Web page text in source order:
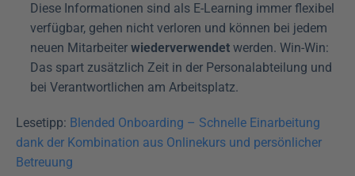
Diese Informationen sind als E-Learning immer flexibel
verfügbar, gehen nicht verloren und können bei jedem
neuen Mitarbeiter wiederverwendet werden. Win-Win:
Das spart zusätzlich Zeit in der Personalabteilung und
bei Verantwortlichen am Arbeitsplatz.
Lesetipp: Blended Onboarding – Schnelle Einarbeitung
dank der Kombination aus Onlinekurs und persönlicher
Betreuung